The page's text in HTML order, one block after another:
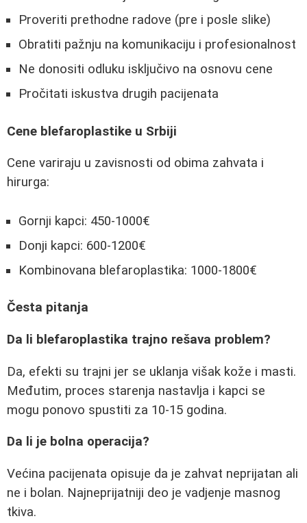
Proveriti prethodne radove (pre i posle slike)
Obratiti pažnju na komunikaciju i profesionalnost
Ne donositi odluku isključivo na osnovu cene
Pročitati iskustva drugih pacijenata
Cene blefaroplastike u Srbiji
Cene variraju u zavisnosti od obima zahvata i
hirurga:
Gornji kapci: 450-1000€
Donji kapci: 600-1200€
Kombinovana blefaroplastika: 1000-1800€
Česta pitanja
Da li blefaroplastika trajno rešava problem?
Da, efekti su trajni jer se uklanja višak kože i masti.
Međutim, proces starenja nastavlja i kapci se
mogu ponovo spustiti za 10-15 godina.
Da li je bolna operacija?
Većina pacijenata opisuje da je zahvat neprijatan ali
ne i bolan. Najneprijatniji deo je vadjenje masnog
tkiva.